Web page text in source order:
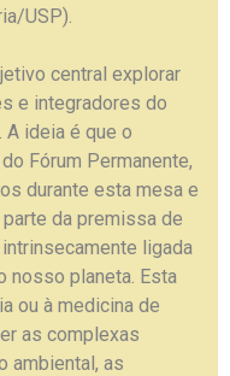
USP).
central explorar
e integradores do
A ideia é que o
Fórum Permanente,
durante esta mesa e
da premissa de
ligada
nosso planeta. Esta
ou à medicina de
as complexas
ambiental, as